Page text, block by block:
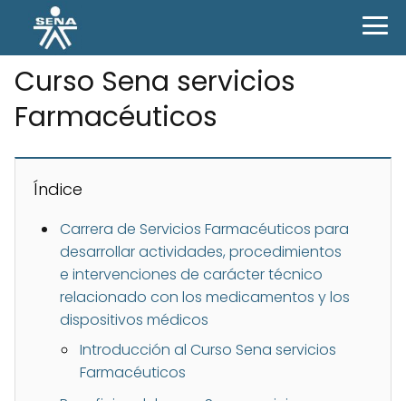
Curso Sena servicios
Farmacéuticos
Índice
Carrera de Servicios Farmacéuticos para
desarrollar actividades, procedimientos
e intervenciones de carácter técnico
relacionado con los medicamentos y los
dispositivos médicos
Introducción al Curso Sena servicios
Farmacéuticos